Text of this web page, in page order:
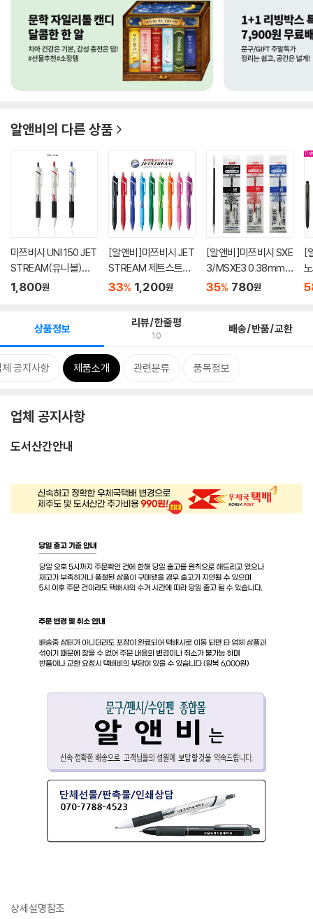
알앤비의 다른 상품
미쯔비시 UNI 150 JET
STREAM(유니볼)젯
스트림 볼...
1,800원
[알앤비]미쯔비시 JET
STREAM 제트스트림
볼펜 SX...
33% 1,200원
[알앤비]미쯔비시 SXE
3/MSXE3 0.38mm
0.5mm 0.7m...
35% 780원
[
상품정보 리뷰/한줄평
10 배송/반품/교환
공지사항 제품소개 관련분류 품목정보
업체 공지사항
도서산간안내
상세설명참조